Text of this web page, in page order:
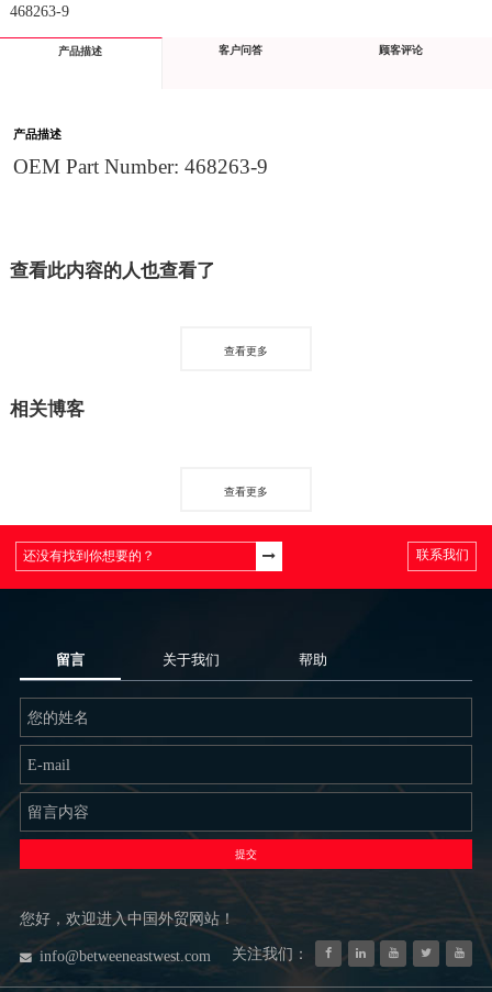
468263-9
产品描述 客户问答 顾客评论
产品描述
OEM Part Number: 468263-9
查看此内容的人也查看了
查看更多
相关博客
查看更多
联系我们
留言 关于我们 帮助
提交
您好，欢迎进入中国外贸网站！
info@betweeneastwest.com 关注我们：